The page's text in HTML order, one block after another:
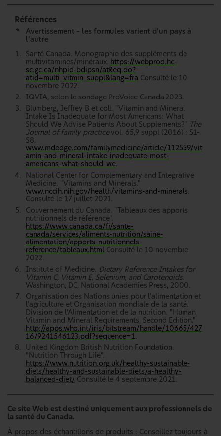
Références
*
Avertissement – les formules varient d’un pays à
l’autre
Santé Canada. Monographie des suppléments de
multivitamines/minéraux. https://webprod.hc-
sc.gc.ca/nhpid-bdipsn/atReq.do?
atid=multi_vitmin_suppl&lang=fra Consulté le 10
novembre 2022.
IQVIA, selon le sondage ProVoice Canada 2023.
Blumberg, Jeffrey B et coll. "Vitamin and Mineral
Intake Is Inadequate for Most Americans: What
Should We Advise Patients About Supplements?"
The
Journal of family practicevol. 65,9 suppl (2016) : S1-
S8.
www.mdedge.com/familymedicine/article/112559/vit
amin-and-mineral-intake-inadequate-most-
americans-what-should-we.
National Center for Complementary and Integrative
Medicine. "Vitamins and Minerals."
www.nccih.nih.gov/health/vitamins-and-minerals.
Consulté le 17 juillet 2021.
Gouvernement du Canada. "Tableaux des apports
nutritionnels de référence".
https://www.canada.ca/fr/sante-
canada/services/aliments-nutrition/saine-
alimentation/apports-nutritionnels-
reference/tableaux.html
Consulté le 10 novembre
2022.
Institute of Medicine. Dietary Reference Intakes for
Vitamin C, Vitamin E, Selenium, and Carotenoids.
Washington, DC, National Academies Press, 2000.
Organisation des Nations unies pour l’alimentation et
l’agriculture et Organisation mondiale de la santé.
Division de l’Alimentation et de la nutrition. "Human
Vitamin and Mineral Requirements, Second Edition."
http://apps.who.int/iris/bitstream/handle/10665/427
16/9241546123.pdf?sequence=1 .
United Kingdom British Nutrition Foundation.
"Nutrition Through Life".
https://www.nutrition.org.uk/healthy-sustainable-
diets/healthy-and-sustainable-diets/a-healthy-
balanced-diet/ Consulté le 4 septembre 2021.
Ce site Web est destiné uniquement aux professionnels de
la santé du Canada.
À propos des échantillons de produits : Conseillez toujours à